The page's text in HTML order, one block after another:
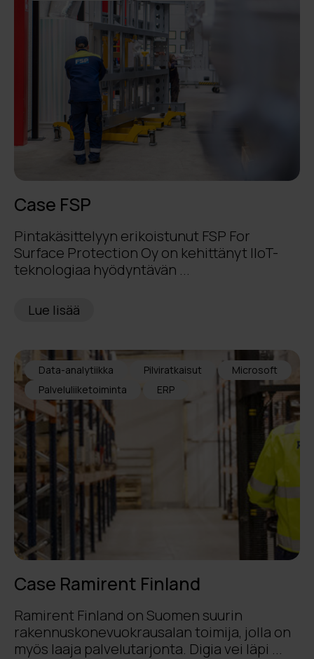
Case FSP
Pintakäsittelyyn erikoistunut FSP For
Surface Protection Oy on kehittänyt IIoT-
teknologiaa hyödyntävän ...
Lue lisää
Data-analytiikka Pilviratkaisut
Microsoft
Palveluliiketoiminta
ERP
Case Ramirent Finland
Ramirent Finland on Suomen suurin
rakennuskonevuokrausalan toimija, jolla on
myös laaja palvelutarjonta. Digia vei läpi ...